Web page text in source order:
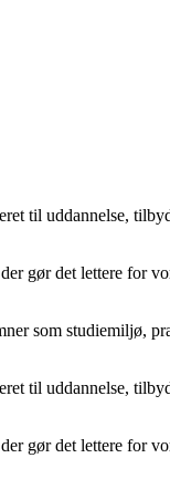
til uddannelse,
gør det lettere for
som studiemiljø,
til uddannelse,
gør det lettere for